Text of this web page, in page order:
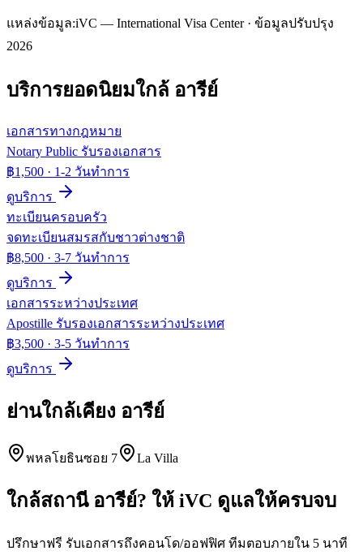
แหล่งข้อมูล:iVC — International Visa Center · ข้อมูลปรับปรุง
2026
บริการยอดนิยมใกล้ อารีย์
เอกสารทางกฎหมาย
Notary Public รับรองเอกสาร
฿1,500 · 1-2 วันทำการ
ดูบริการ
ทะเบียนครอบครัว
จดทะเบียนสมรสกับชาวต่างชาติ
฿8,500 · 3-7 วันทำการ
ดูบริการ
เอกสารระหว่างประเทศ
Apostille รับรองเอกสารระหว่างประเทศ
฿3,500 · 3-5 วันทำการ
ดูบริการ
ย่านใกล้เคียง อารีย์
พหลโยธินซอย 7 La Villa
ใกล้สถานี อารีย์? ให้ iVC ดูแลให้ครบจบ
ปรึกษาฟรี รับเอกสารถึงคอนโด/ออฟฟิศ ทีมตอบภายใน 5 นาที